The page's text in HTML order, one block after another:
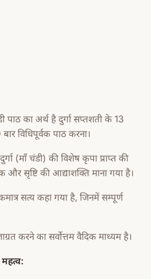
का अर्थ है दुर्गा सप्तशती के 13
विधिपूर्वक पाठ करना।
(माँ चंडी) की विशेष कृपा प्राप्त की
और सृष्टि की आद्याशक्ति माना गया है।
सत्य कहा गया है, जिनमें सम्पूर्ण
करने का सर्वोत्तम वैदिक माध्यम है।